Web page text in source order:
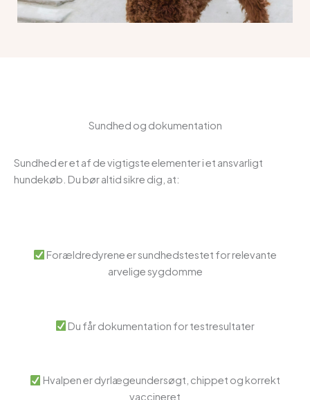
Sundhed og dokumentation
Sundhed er et af de vigtigste elementer i et ansvarligt
hundekøb. Du bør altid sikre dig, at:
Forældredyrene er sundhedstestet for relevante
arvelige sygdomme
Du får dokumentation for testresultater
Hvalpen er dyrlægeundersøgt, chippet og korrekt
vaccineret